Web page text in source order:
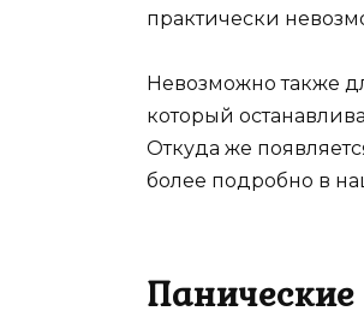
практически
Невозможно также
который
Откуда же
более подробно в